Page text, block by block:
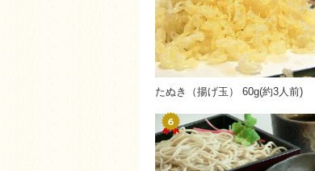
たぬき（揚げ玉） 60g(約3人前)